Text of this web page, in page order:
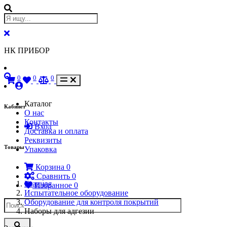
НК ПРИБОР
Кабинет
Вход
Товары
Корзина 0
Сравнить 0
Избранное 0
0 0 0
Каталог
О нас
Контакты
Доставка и оплата
Реквизиты
Упаковка
Главная
Испытательное оборудование
Оборудование для контроля покрытий
Наборы для адгезии